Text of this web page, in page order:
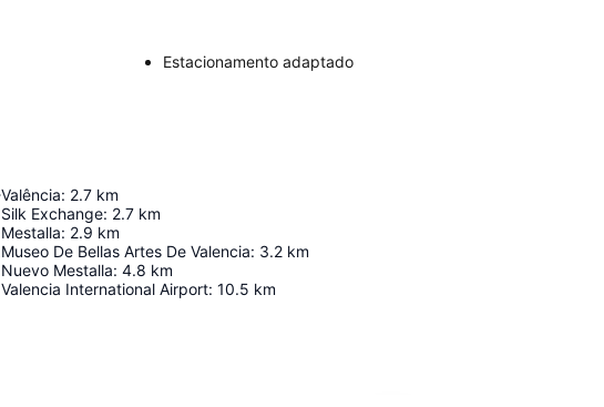
Estacionamento adaptado
Valência: 2.7 km
Silk Exchange: 2.7 km
Mestalla: 2.9 km
Museo De Bellas Artes De Valencia: 3.2 km
Nuevo Mestalla: 4.8 km
Valencia International Airport: 10.5 km